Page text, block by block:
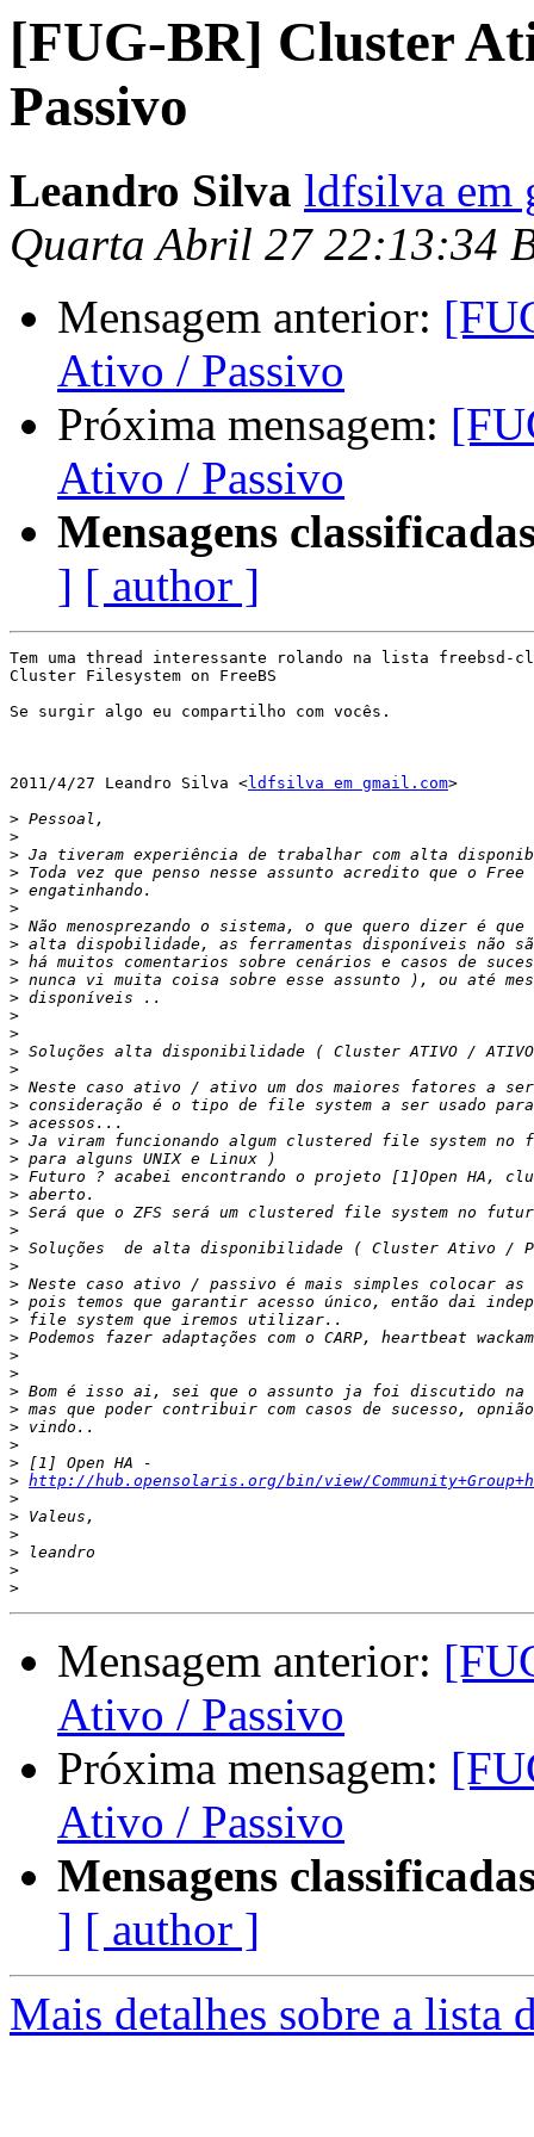
[FUG-BR] Cluster
Passivo
Leandro Silva ldfsilva em
Quarta Abril 27 22:13:34
Mensagem anterior:
Ativo / Passivo
Próxima mensagem:
Ativo / Passivo
Mensagens
] [ author ]
Tem uma thread interessante rolando na lista freebsd-
Cluster Filesystem on FreeBS
Se surgir algo eu compartilho com vocês.
2011/4/27 Leandro Silva <ldfsilva em gmail.com>
>
>
>
>
>
>
>
>
>
>
>
>
>
>
>
>
>
>
>
>
>
>
>
>
>
>
>
>
>
>
>
>
>
>
>
>
>
> http://hub.opensolaris.org/bin/view/
>
>
>
>
>
>
Mensagem anterior:
Ativo / Passivo
Próxima mensagem:
Ativo / Passivo
Mensagens
] [ author ]
Mais detalhes sobre a lista